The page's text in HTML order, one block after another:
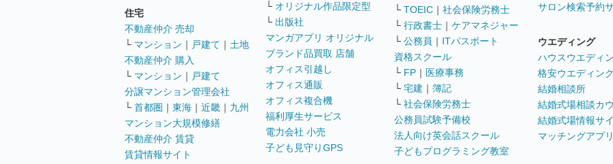
住宅
不動産仲介 売却
└ マンション ｜ 戸建て ｜ 土地
不動産仲介 購入
└ マンション ｜ 戸建て
分譲マンション管理会社
└ 首都圏 ｜ 東海 ｜ 近畿 ｜ 九州
マンション大規模修繕
不動産仲介 賃貸
賃貸情報サイト
└ オリジナル作品限定型
└ 出版社
マンガアプリ オリジナル
ブランド品買取 店舗
オフィス引越し
オフィス通販
オフィス複合機
福利厚生サービス
電力会社 小売
子ども見守りGPS
└ TOEIC ｜ 社会保険労務士
└ 行政書士 ｜ ケアマネジャー
└ 公務員 ｜ ITパスポート
資格スクール
└ FP ｜ 医療事務
└ 宅建 ｜ 簿記
└ 社会保険労務士
公務員試験予備校
法人向け英会話スクール
子どもプログラミング教室
サロン検索予約
ウエディング
ハウスウエディ
格安ウエディン
結婚相談所
結婚式場相談カ
結婚式場情報サ
マッチングアプリ